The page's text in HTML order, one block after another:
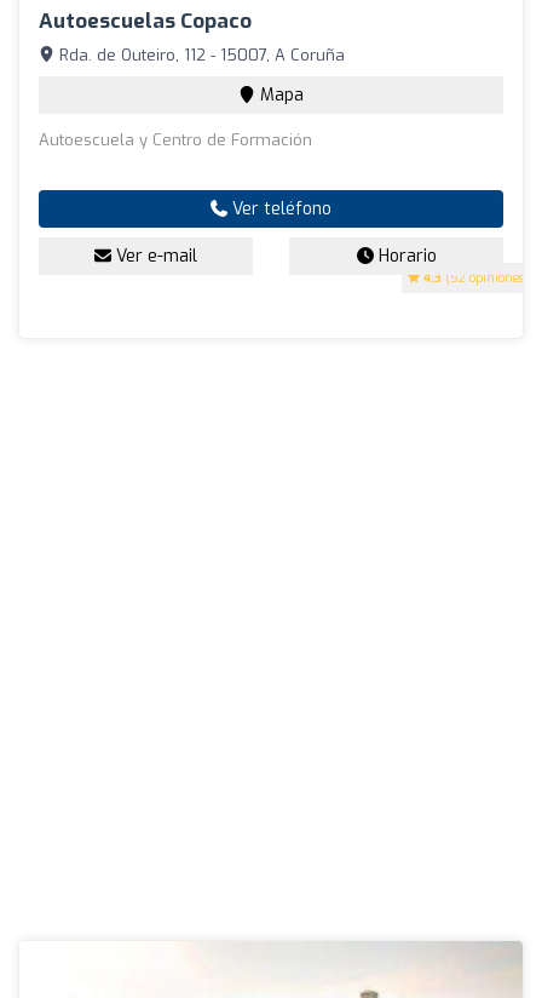
Autoescuelas Copaco
4.3 (52 opiniones)
Rda. de Outeiro, 112 - 15007, A Coruña
Mapa
Autoescuela y Centro de Formación
Ver teléfono
Ver e-mail Horario